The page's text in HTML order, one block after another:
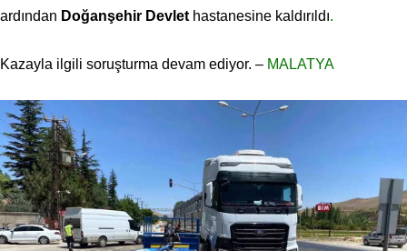
ardından Doğanşehir Devlet hastanesine kaldırıldı.
Kazayla ilgili soruşturma devam ediyor. – MALATYA